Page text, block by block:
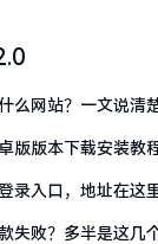
么网站？一文说清
版版本下载安装教
录入口，地址在这
失败？多半是这几